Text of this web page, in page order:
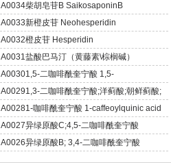
A0034柴胡皂苷B SaikosaponinB
A0033新橙皮苷 Neohesperidin
A0032橙皮苷 Hesperidin
A0031盐酸巴马汀（黄藤素\棕榈碱）
Palmatine hydrochloride
A00301,5-二咖啡酰奎宁酸 1,5-
Dicaffeoylquinic acid
A00291,3-二咖啡酰奎宁酸;洋蓟酸;朝鲜蓟酸;
朝蓟素;菜蓟素 Cynarin
A00281-咖啡酰奎宁酸 1-caffeoylquinic acid
A0027异绿原酸C;4,5-二咖啡酰奎宁酸
Isochlorogenic acid C
A0026异绿原酸B; 3,4-二咖啡酰奎宁酸